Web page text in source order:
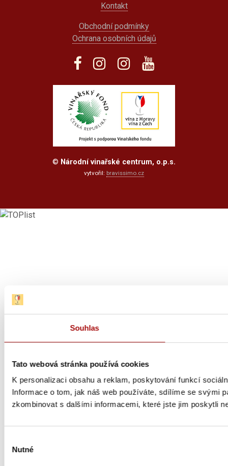
Souhlas
Tato webová stránka používá cookies
K personalizaci obsahu a reklam, poskytování funkcí
Informace o tom, jak náš web používáte, sdílíme se svými
zkombinovat s dalšími informacemi, které jste jim poskytli
souhlasu
Nutné
Kontakt
Obchodní podmínky
Ochrana osobních údajů
© Národní vinařské centrum, o.p.s.
vytvořil: bravissimo.cz